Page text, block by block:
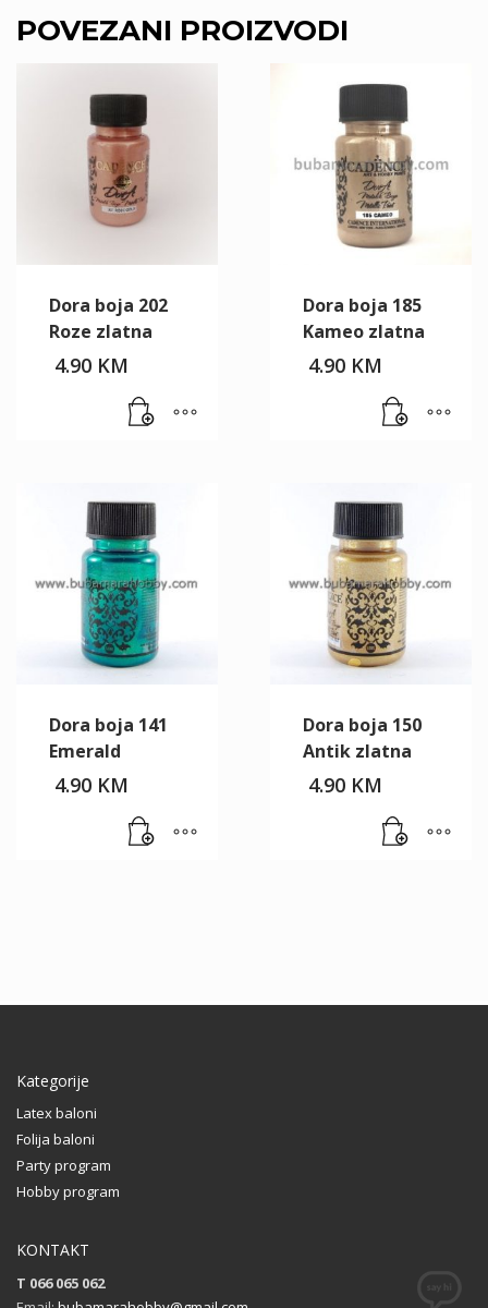
POVEZANI PROIZVODI
Dora boja 202
Roze zlatna
4.90 KM
Dora boja 185
Kameo zlatna
4.90 KM
Dora boja 141
Emerald
4.90 KM
Dora boja 150
Antik zlatna
4.90 KM
Kategorije
Latex baloni
Folija baloni
Party program
Hobby program
KONTAKT
T 066 065 062